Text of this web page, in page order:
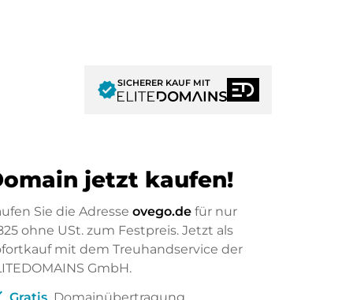
verifiedSICHERER KAUF MIT
jetzt kaufen!
Sie die Adresseovego.de für nur
ohne USt. zum Festpreis. Jetzt als
mit dem Treuhandservice der
GmbH.